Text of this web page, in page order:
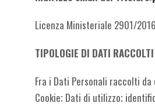
Licenza Ministeriale 2901/
TIPOLOGIE DI DATI RACCOLTI
Fra i Dati Personali raccolti
Cookie; Dati di utilizzo;